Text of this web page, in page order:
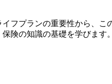
フプランの重要性から、こ
険の知識の基礎を学びます。